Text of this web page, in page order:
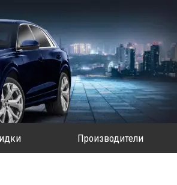
Производители